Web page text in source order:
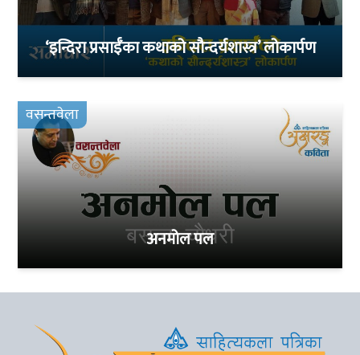
‘इन्दिरा प्रसाईँका कथाको सौन्दर्यशास्त्र’ लोकार्पण
वसन्तवेला
अनमोल पल